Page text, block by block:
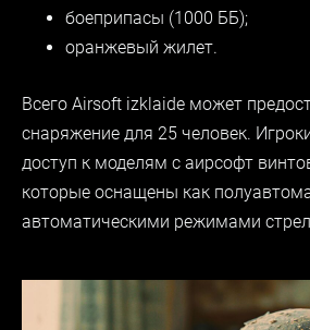
боеприпасы (1000 ББ);
оранжевый жилет.
Всего Airsoft izklaide может
снаряжение для 25 человек.
доступ к моделям с аирсофт
которые оснащены как
автоматическими режимами